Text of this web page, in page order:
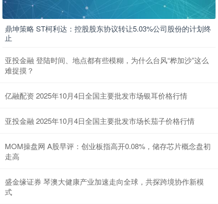
鼎坤策略 ST柯利达：控股股东协议转让5.03%公司股份的计划终
止
亚投金融 登陆时间、地点都有些模糊，为什么台风“桦加沙”这么
难捉摸？
亿融配资 2025年10月4日全国主要批发市场银耳价格行情
亚投金融 2025年10月4日全国主要批发市场长茄子价格行情
MOM操盘网 A股早评：创业板指高开0.08%，储存芯片概念盘初
走高
盛金缘证券 琴澳大健康产业加速走向全球，共探跨境协作新模
式